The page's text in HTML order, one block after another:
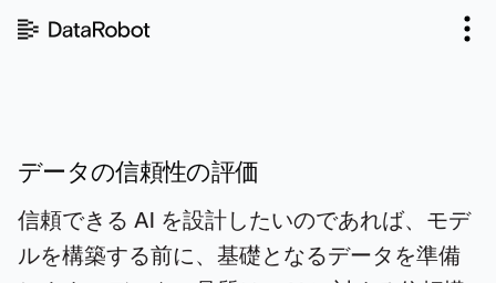
データの信頼性の評価
信頼できる AI を設計したいのであれば、モデ
ルを構築する前に、基礎となるデータを準備